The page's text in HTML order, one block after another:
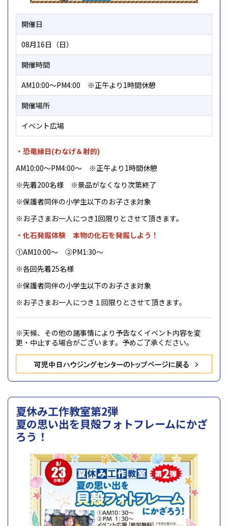
開催日
08月16日（日）
開催時間
AM10:00～PM4:00 ※正午より1時間休憩
開催場所
イベント広場
・恐竜縁日(わなげ＆射的)
AM10:00～PM4:00～ ※正午より1時間休憩
※先着200名様 ※景品がなくなり次第終了
※保護者同伴の小学生以下のお子さま対象
※お子さまお一人につき1回限りとさせて頂きます。
・化石発掘体験 本物の化石を発掘しよう！
①AM10:00～ ②PM1:30～
※各回先着25名様
※保護者同伴の小学生以下のお子さま対象
※お子さまお一人につき１回限りとさせて頂きます。
※天候、その他の諸事情により予告なくイベント内容を変
更・中止する場合がございます。予めご了承ください。
夏休み工作教室第2弾
夏の思い出を貝殻フォトフレームにかざ
ろう！